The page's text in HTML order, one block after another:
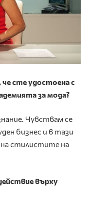
сте удостоена с
за мода?
Чувствам се
бизнес и в тази
на стилистите на
върху